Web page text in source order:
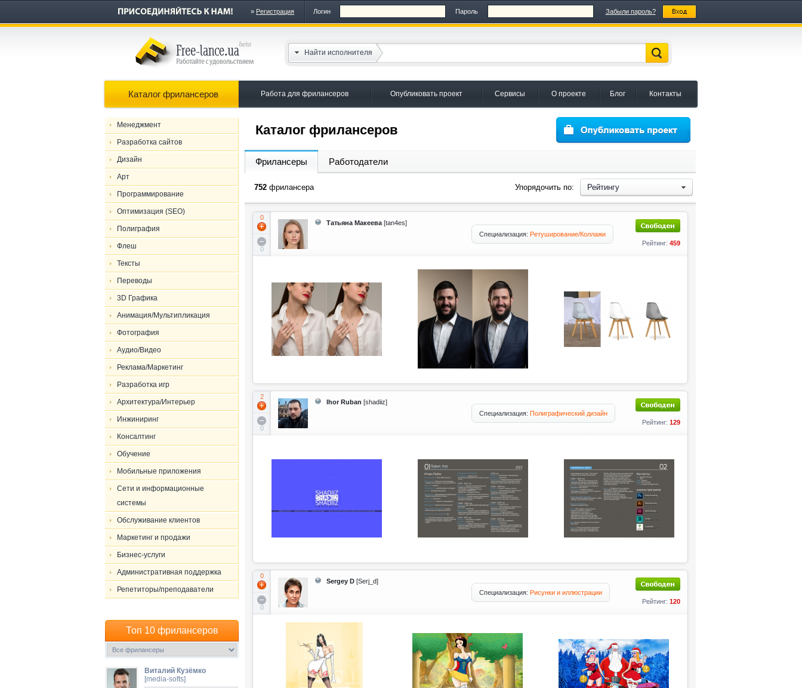
» Регистрация Логин Пароль Забыли пароль?
Найти исполнителя
Каталог фрилансеров Работа для фрилансеров Опубликовать проект Сервисы О проекте Блог Контакты
Менеджмент
Разработка сайтов
Дизайн
Арт
Программирование
Оптимизация (SEO)
Полиграфия
Флеш
Тексты
Переводы
3D Графика
Анимация/Мультипликация
Фотография
Аудио/Видео
Реклама/Маркетинг
Разработка игр
Архитектура/Интерьер
Инжиниринг
Консалтинг
Обучение
Мобильные приложения
Сети и информационные
системы
Обслуживание клиентов
Маркетинг и продажи
Бизнес-услуги
Административная поддержка
Репетиторы/преподаватели
Топ 10 фрилансеров
Виталий Кузёмко
[media-softs]
Каталог фрилансеров
Фрилансеры Работодатели
Упорядочить по: Рейтингу
752 фрилансера
0
0
Татьяна Макеева [tan4es]
Специализация: Ретуширование/Коллажи
Рейтинг: 459
2
0
Ihor Ruban [shadiiz]
Специализация: Полиграфический дизайн
Рейтинг: 129
0
0
Sergey D [Serj_d]
Специализация: Рисунки и иллюстрации
Рейтинг: 120